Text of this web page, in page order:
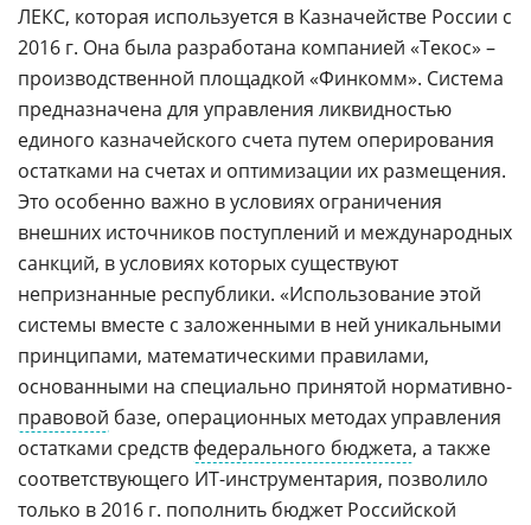
ЛЕКС, которая используется в Казначействе России с
2016 г. Она была разработана компанией «Текос» –
производственной площадкой «Финкомм». Система
предназначена для управления ликвидностью
единого казначейского счета путем оперирования
остатками на счетах и оптимизации их размещения.
Это особенно важно в условиях ограничения
внешних источников поступлений и международных
санкций, в условиях которых существуют
непризнанные республики. «Использование этой
системы вместе с заложенными в ней уникальными
принципами, математическими правилами,
основанными на специально принятой нормативно-
правовой базе, операционных методах управления
остатками средств федерального бюджета, а также
соответствующего ИТ-инструментария, позволило
только в 2016 г. пополнить бюджет Российской